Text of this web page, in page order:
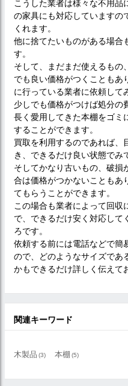
こうした業者は様々な不用品
の家具にも対応していますの
くれます。
他に捨てたいものがある場合
す。
そして、まだまだ使えるもの
でも良い価格がつくこともあ
に行っている業者に依頼して
少しでも価格がつけば処分の
長く愛用してきた本棚をゴミ
することができます。
買取を利用するのであれば、
き、できるだけ良い状態でみ
そしてかなり古いもの、破損
合は価格がつかないこともあ
てもらうことができます。
この場合も業者によって回収
で、できるだけ安く対応して
ろです。
依頼する前には電話などで簡
ので、どのようなサイズであ
かもできるだけ詳しく伝えて
関連キーワード
木製品 (3) 本棚 (5)